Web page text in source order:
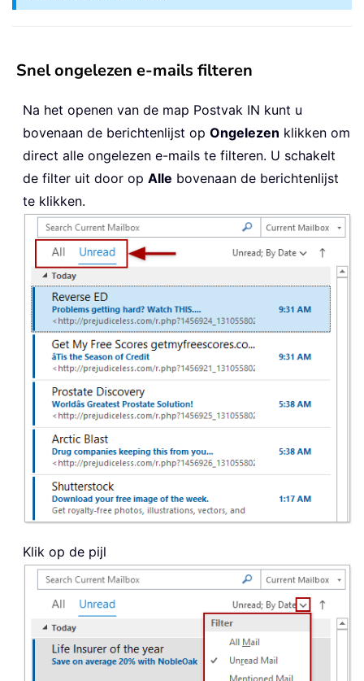
Snel ongelezen e-mails filteren
Na het openen van de map Postvak IN kunt u
bovenaan de berichtenlijst op Ongelezen klikken om
direct alle ongelezen e-mails te filteren. U schakelt
de filter uit door op Alle bovenaan de berichtenlijst
te klikken.
Klik op de pijl